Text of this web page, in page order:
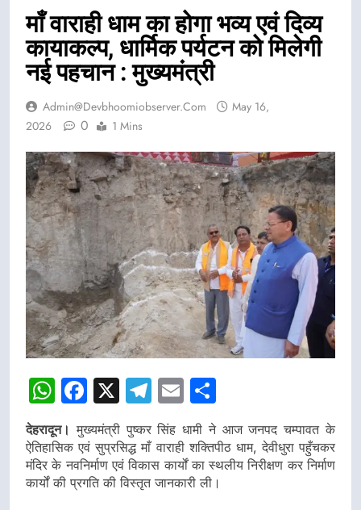
माँ वाराही धाम का होगा भव्य एवं दिव्य
कायाकल्प, धार्मिक पर्यटन को मिलेगी
नई पहचान : मुख्यमंत्री
Admin@devbhoomiobserver.com
May 16,
2026
0 1 Mins
WhatsApp
Facebook
X Telegram
Email
देहरादून। मुख्यमंत्री पुष्कर सिंह धामी ने आज जनपद चम्पावत के
ऐतिहासिक एवं सुप्रसिद्ध माँ वाराही शक्तिपीठ धाम, देवीधुरा पहुँचकर
मंदिर के नवनिर्माण एवं विकास कार्यों का स्थलीय निरीक्षण कर निर्माण
कार्यों की प्रगति की विस्तृत जानकारी ली।